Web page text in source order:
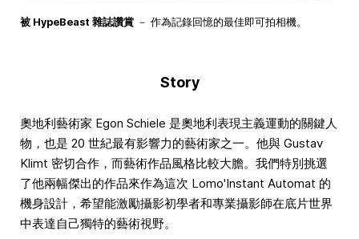
被 HypeBeast 雜誌讚賞 － 作為記錄回憶的最佳即可拍相機。
Story
奧地利藝術家 Egon Schiele 是奧地利表現主義運動的關鍵人
物，也是 20 世紀最有影響力的藝術家之一。他與 Gustav
Klimt 密切合作，而藝術作品風格比較大膽。我們特別挑選
了他兩幅傑出的作品來作為這次 Lomo'Instant Automat 的
機身設計，希望能激勵攝影初學者和專業攝影師在底片世界
中表達自己獨特的藝術視野。